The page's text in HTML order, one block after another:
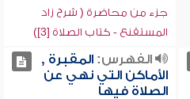
جزء من محاضرة ( شرح زاد
المستقنع - كتاب الصلاة [3])
الفهرس:المقبرة ,
الأماكن التي نهي عن
الصلاة فيها